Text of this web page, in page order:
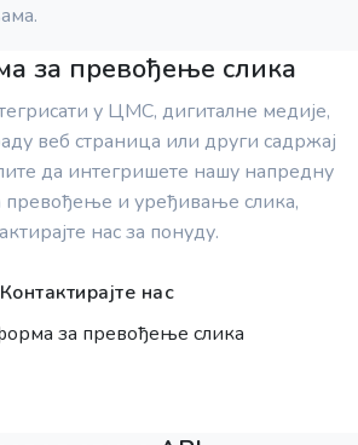
за превођење слика
у ЦМС, дигиталне медије,
веб страница или други садржај
да интегришете нашу напредну
превођење и уређивање слика,
нас за понуду.
Контактирајте нас